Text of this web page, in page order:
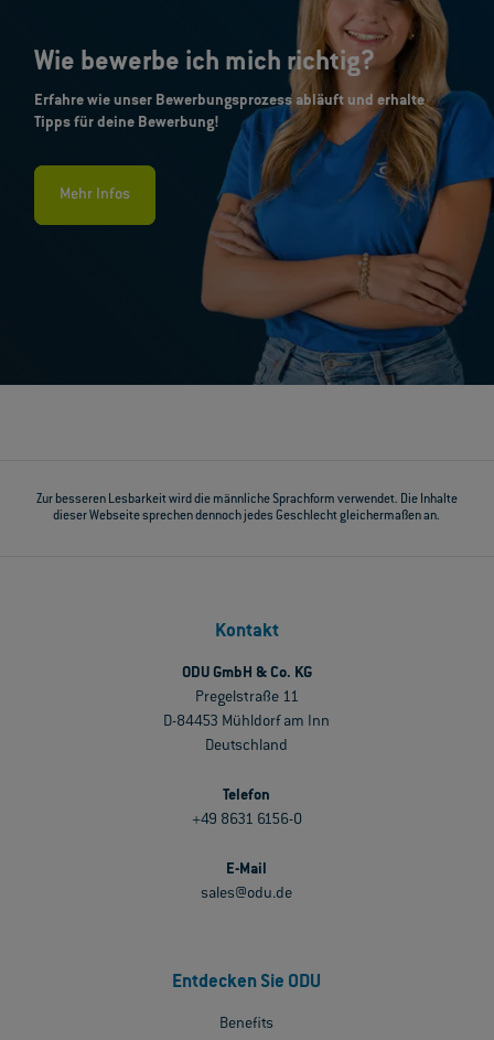
Wie bewerbe ich mich richtig?
Erfahre wie unser Bewerbungsprozess abläuft und erhalte
Tipps für deine Bewerbung!
Mehr Infos
Zur besseren Lesbarkeit wird die männliche Sprachform verwendet. Die Inhalte
dieser Webseite sprechen dennoch jedes Geschlecht gleichermaßen an.
Kontakt
ODU GmbH & Co. KG
Pregelstraße 11
D-84453 Mühldorf am Inn
Deutschland
Telefon
+49 8631 6156-0
E-Mail
sales@odu.de
Entdecken Sie ODU
Benefits